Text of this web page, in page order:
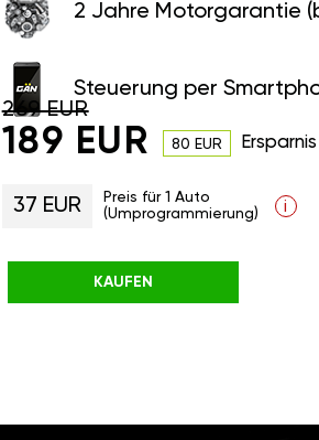
2 Jahre Motorgarantie
Steuerung per
269 EUR
189 EUR 80 EUR Ersparnis
37 EUR
Preis für 1 Auto
(Umprogrammierung)
i
KAUFEN